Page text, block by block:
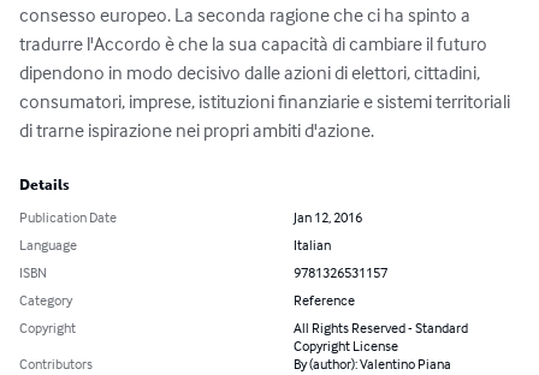
consesso europeo. La seconda ragione che ci ha spinto a
tradurre l'Accordo è che la sua capacità di cambiare il futuro
dipendono in modo decisivo dalle azioni di elettori, cittadini,
consumatori, imprese, istituzioni finanziarie e sistemi territoriali
di trarne ispirazione nei propri ambiti d'azione.
Details
Publication Date
Jan 12, 2016
Language
Italian
ISBN
9781326531157
Category
Reference
Copyright
All Rights Reserved - Standard
Copyright License
Contributors
By (author): Valentino Piana